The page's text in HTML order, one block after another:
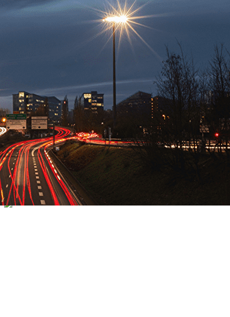
Exporter les lignes sélectionnées
Exporter toutes les colonnes
Exporter uniquement les colonnes affichées
>
Accueil
L'équipe
Contact
?>
Images de la page d'accueil
Cliquez pour éditer